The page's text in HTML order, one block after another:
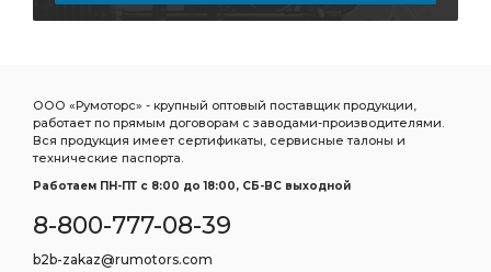
ООО «Румоторс» - крупный оптовый поставщик продукции,
работает по прямым договорам с заводами-производителями.
Вся продукция имеет сертификаты, сервисные талоны и
технические паспорта.
Работаем ПН-ПТ c 8:00 до 18:00, СБ-ВС выходной
8-800-777-08-39
b2b-zakaz@rumotors.com